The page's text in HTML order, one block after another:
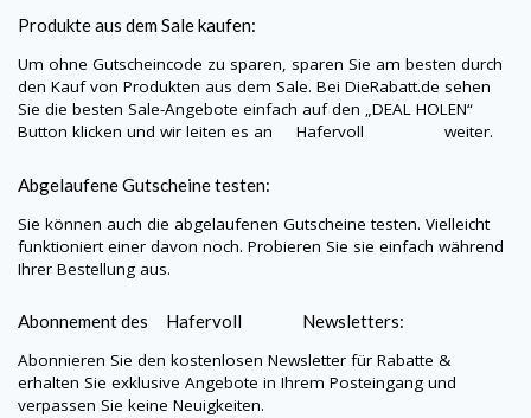
Produkte aus dem Sale kaufen:
Um ohne Gutscheincode zu sparen, sparen Sie am besten durch
den Kauf von Produkten aus dem Sale. Bei DieRabatt.de sehen
Sie die besten Sale-Angebote einfach auf den „DEAL HOLEN“
Button klicken und wir leiten es an
Hafervoll weiter.
Abgelaufene Gutscheine testen:
Sie können auch die abgelaufenen Gutscheine testen. Vielleicht
funktioniert einer davon noch. Probieren Sie sie einfach während
Ihrer Bestellung aus.
Abonnement des Hafervoll Newsletters:
Abonnieren Sie den kostenlosen Newsletter für Rabatte &
erhalten Sie exklusive Angebote in Ihrem Posteingang und
verpassen Sie keine Neuigkeiten.